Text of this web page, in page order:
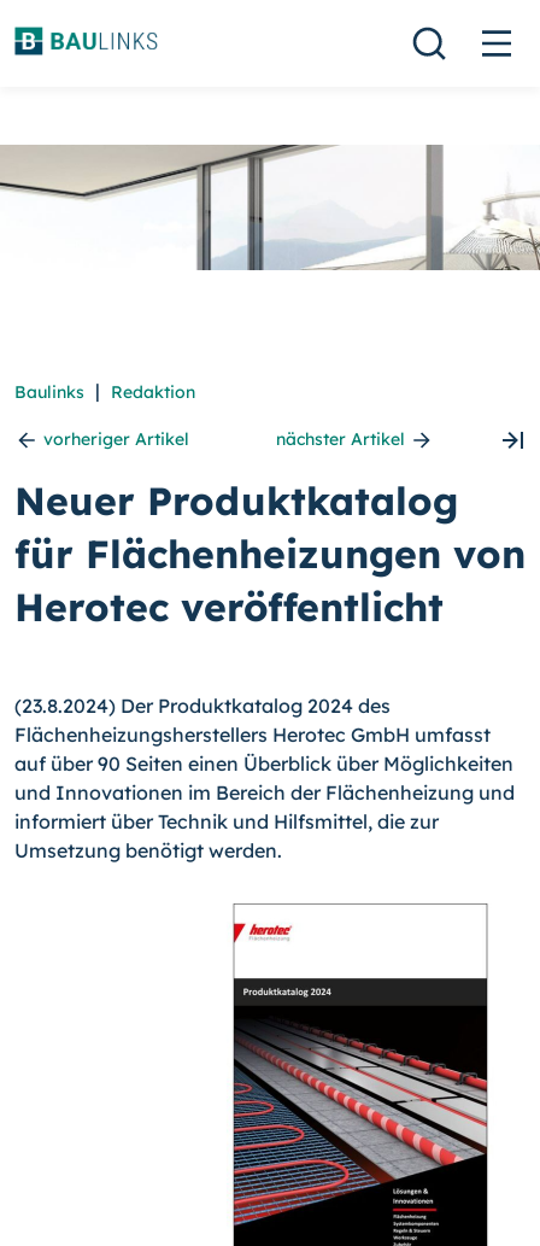
Baulinks | Redaktion
vorheriger Artikel nächster Artikel
Neuer Produktkatalog
für Flächenheizungen von
Herotec veröffentlicht
(23.8.2024) Der Produktkatalog 2024 des
Flächenheizungsherstellers Herotec GmbH umfasst
auf über 90 Seiten einen Überblick über Möglichkeiten
und Innovationen im Bereich der Flächenheizung und
informiert über Technik und Hilfsmittel, die zur
Umsetzung benötigt werden.